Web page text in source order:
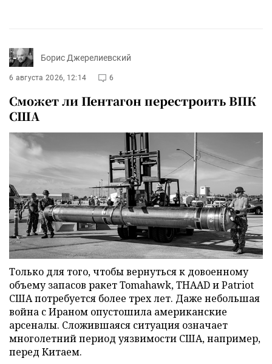
Борис Джерелиевский
6 августа 2026, 12:14 6
Сможет ли Пентагон перестроить ВПК
США
Только для того, чтобы вернуться к довоенному
объему запасов ракет Tomahawk, THAAD и Patriot
США потребуется более трех лет. Даже небольшая
война с Ираном опустошила американские
арсеналы. Сложившаяся ситуация означает
многолетний период уязвимости США, например,
перед Китаем.